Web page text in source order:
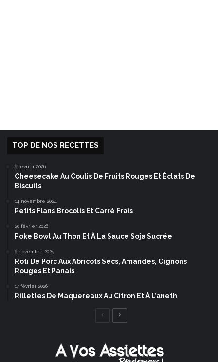
TOP DE NOS RECETTES
6 février 2026
Cheesecake Au Coulis De Fruits Rouges Et Éclats De
Biscuits
14 novembre 2024
Petits Flans Brocolis Et Carré Frais
20 février 2026
Poke Bowl Au Thon Et À La Sauce Soja Sucrée
6 novembre 2025
Rôti De Porc Aux Abricots Secs, Amandes, Oignons
Rouges Et Panais
17 février 2026
Rillettes De Maquereaux Au Citron Et À L’aneth
Page